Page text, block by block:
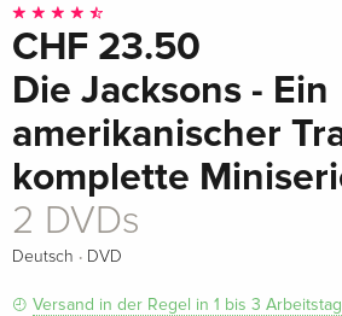
CHF 23.50
Die Jacksons - Ein
amerikanischer
komplette
2 DVDs
Deutsch · DVD
Versand in der Regel in 1 bis 3